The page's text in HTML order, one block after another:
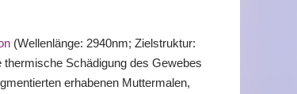
(Wellenlänge: 2940nm; Zielstruktur:
Schädigung des Gewebes
erhabenen Muttermalen,